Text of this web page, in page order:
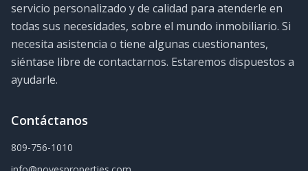
servicio personalizado y de calidad para atenderle en
todas sus necesidades, sobre el mundo inmobiliario. Si
necesita asistencia o tiene algunas cuestionantes,
siéntase libre de contactarnos. Estaremos dispuestos a
ayudarle.
Contáctanos
809-756-1010